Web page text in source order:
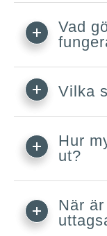
Vad
Vilka
Hur
ut?
När